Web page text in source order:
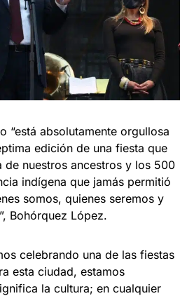
“está absolutamente orgullosa
edición de una fiesta que
de nuestros ancestros y los 500
indígena que jamás permitió
somos, quienes seremos y
Bohórquez López.
celebrando una de las fiestas
esta ciudad, estamos
la cultura; en cualquier